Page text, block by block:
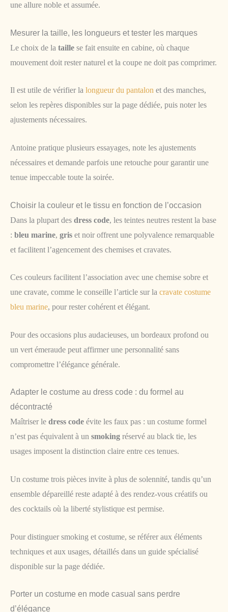
une allure noble et assumée.
Mesurer la taille, les longueurs et tester les marques
Le choix de la taille se fait ensuite en cabine, où chaque
mouvement doit rester naturel et la coupe ne doit pas comprimer.
Il est utile de vérifier la longueur du pantalon et des manches,
selon les repères disponibles sur la page dédiée, puis noter les
ajustements nécessaires.
Antoine pratique plusieurs essayages, note les ajustements
nécessaires et demande parfois une retouche pour garantir une
tenue impeccable toute la soirée.
Choisir la couleur et le tissu en fonction de l’occasion
Dans la plupart des dress code, les teintes neutres restent la base
: bleu marine, gris et noir offrent une polyvalence remarquable
et facilitent l’agencement des chemises et cravates.
Ces couleurs facilitent l’association avec une chemise sobre et
une cravate, comme le conseille l’article sur la cravate costume
bleu marine, pour rester cohérent et élégant.
Pour des occasions plus audacieuses, un bordeaux profond ou
un vert émeraude peut affirmer une personnalité sans
compromettre l’élégance générale.
Adapter le costume au dress code : du formel au
décontracté
Maîtriser le dress code évite les faux pas : un costume formel
n’est pas équivalent à un smoking réservé au black tie, les
usages imposent la distinction claire entre ces tenues.
Un costume trois pièces invite à plus de solennité, tandis qu’un
ensemble dépareillé reste adapté à des rendez-vous créatifs ou
des cocktails où la liberté stylistique est permise.
Pour distinguer smoking et costume, se référer aux éléments
techniques et aux usages, détaillés dans un guide spécialisé
disponible sur la page dédiée.
Porter un costume en mode casual sans perdre
d’élégance